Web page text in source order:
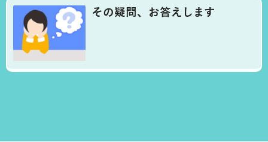
その疑問、お答えします